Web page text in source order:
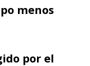
menos
por el